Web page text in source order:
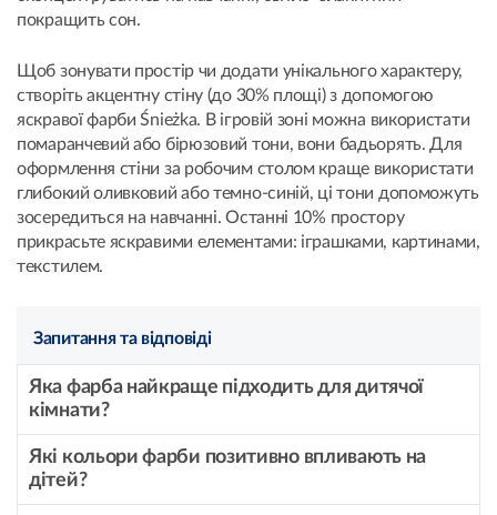
покращить сон.
Щоб зонувати простір чи додати унікального характеру,
створіть акцентну стіну (до 30% площі) з допомогою
яскравої фарби Śnieżka. В ігровій зоні можна використати
помаранчевий або бірюзовий тони, вони бадьорять. Для
оформлення стіни за робочим столом краще використати
глибокий оливковий або темно-синій, ці тони допоможуть
зосередиться на навчанні. Останні 10% простору
прикрасьте яскравими елементами: іграшками, картинами,
текстилем.
Запитання та відповіді
Яка фарба найкраще підходить для дитячої
кімнати?
Які кольори фарби позитивно впливають на
дітей?